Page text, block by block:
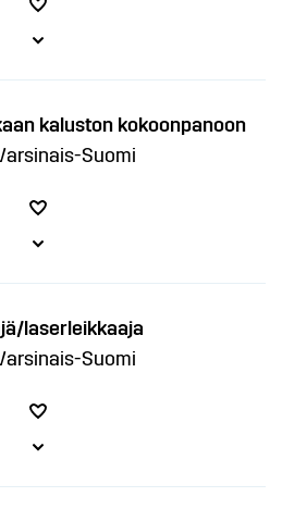
kaluston kokoonpanoon
Suomi
laserleikkaaja
Suomi